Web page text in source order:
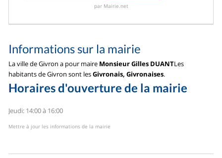
par Mairie.net
Informations sur la mairie
La ville de Givron a pour maire Monsieur Gilles DUANTLes
habitants de Givron sont lesGivronais, Givronaises.
Horaires d'ouverture de la mairie
Jeudi: 14:00 à 16:00
Mettre à jour les informations de la mairie